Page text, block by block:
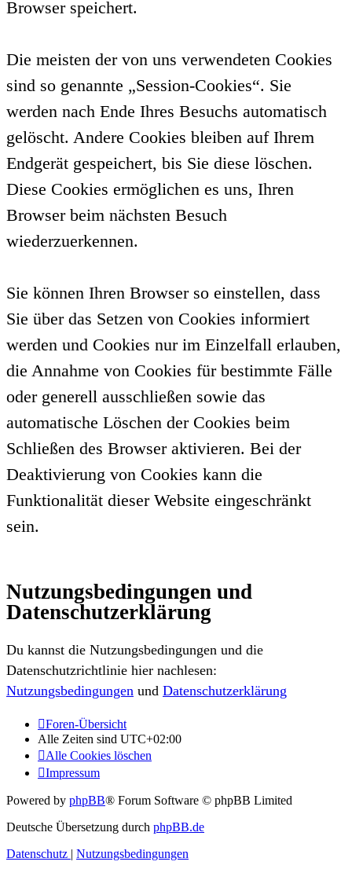
Browser speichert.
Die meisten der von uns verwendeten Cookies
sind so genannte „Session-Cookies“. Sie
werden nach Ende Ihres Besuchs automatisch
gelöscht. Andere Cookies bleiben auf Ihrem
Endgerät gespeichert, bis Sie diese löschen.
Diese Cookies ermöglichen es uns, Ihren
Browser beim nächsten Besuch
wiederzuerkennen.
Sie können Ihren Browser so einstellen, dass
Sie über das Setzen von Cookies informiert
werden und Cookies nur im Einzelfall erlauben,
die Annahme von Cookies für bestimmte Fälle
oder generell ausschließen sowie das
automatische Löschen der Cookies beim
Schließen des Browser aktivieren. Bei der
Deaktivierung von Cookies kann die
Funktionalität dieser Website eingeschränkt
sein.
Nutzungsbedingungen und
Datenschutzerklärung
Du kannst die Nutzungsbedingungen und die
Datenschutzrichtlinie hier nachlesen:
Nutzungsbedingungen und Datenschutzerklärung
Foren-Übersicht
Alle Zeiten sind UTC+02:00
Alle Cookies löschen
Impressum
Powered by phpBB® Forum Software © phpBB Limited
Deutsche Übersetzung durch phpBB.de
Datenschutz | Nutzungsbedingungen